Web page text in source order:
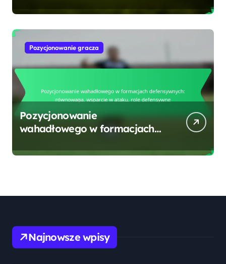
wsparcie, pozycjonowanie
Pozycjonowanie gracza
Pozycjonowanie
wahadłowego w formacjach
wsparcie w ataku, role
Najnowsze wpisy